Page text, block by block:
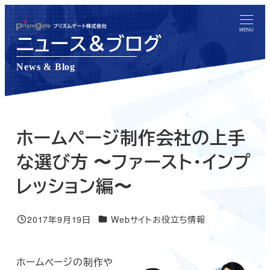
ン
コ
テ
MENU
ニュース＆ブログ
News & Blog
ホームページ制作会社の上手
な選び方 〜ファースト・インプ
レッション編〜
投稿日
2017年9月19日 ニュース＆ブログカテゴリー
Webサイトお役立ち情報
ホームページの制作や